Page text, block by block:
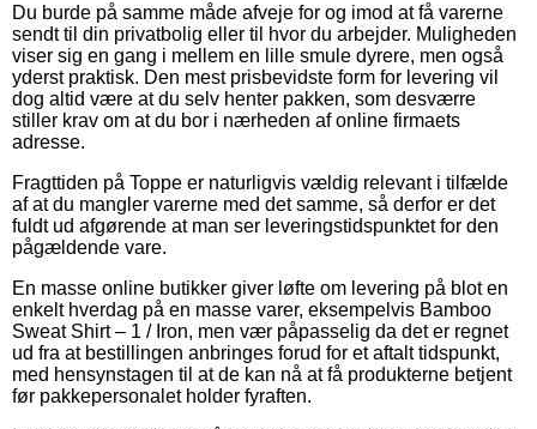
Du burde på samme måde afveje for og imod at få varerne
sendt til din privatbolig eller til hvor du arbejder. Muligheden
viser sig en gang i mellem en lille smule dyrere, men også
yderst praktisk. Den mest prisbevidste form for levering vil
dog altid være at du selv henter pakken, som desværre
stiller krav om at du bor i nærheden af online firmaets
adresse.
Fragttiden på Toppe er naturligvis vældig relevant i tilfælde
af at du mangler varerne med det samme, så derfor er det
fuldt ud afgørende at man ser leveringstidspunktet for den
pågældende vare.
En masse online butikker giver løfte om levering på blot en
enkelt hverdag på en masse varer, eksempelvis Bamboo
Sweat Shirt – 1 / Iron, men vær påpasselig da det er regnet
ud fra at bestillingen anbringes forud for et aftalt tidspunkt,
med hensynstagen til at de kan nå at få produkterne betjent
før pakkepersonalet holder fyraften.